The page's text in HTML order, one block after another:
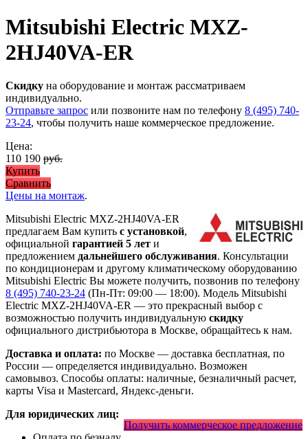
Mitsubishi Electric MXZ-
2HJ40VA-ER
Скидку на оборудование и монтаж рассматриваем
индивидуально.
Отправьте запрос или позвоните нам по телефону 8 (495) 740-
23-24, чтобы получить наше коммерческое предложение.
Цена:
110 190 руб.
Купить
Сравнить
Цены на монтаж.
Mitsubishi Electric MXZ-2HJ40VA-ER
предлагаем Вам купить с установкой,
официальной гарантией 5 лет и
предложением дальнейшего обслуживания. Консультации
по кондиционерам и другому климатическому оборудованию
Mitsubishi Electric Вы можете получить, позвонив по телефону
8 (495) 740-23-24 (Пн-Пт: 09:00 — 18:00). Модель Mitsubishi
Electric MXZ-2HJ40VA-ER — это прекрасный выбор с
возможностью получить индивидуальную скидку
официального дистрибьютора в Москве, обращайтесь к нам.
Доставка и оплата: по Москве — доставка бесплатная, по
России — определяется индивидуально. Возможен
самовывоз. Способы оплаты: наличные, безналичный расчет,
карты Visa и Mastercard, Яндекс-деньги.
Получить коммерческое предложение
Для юридических лиц: